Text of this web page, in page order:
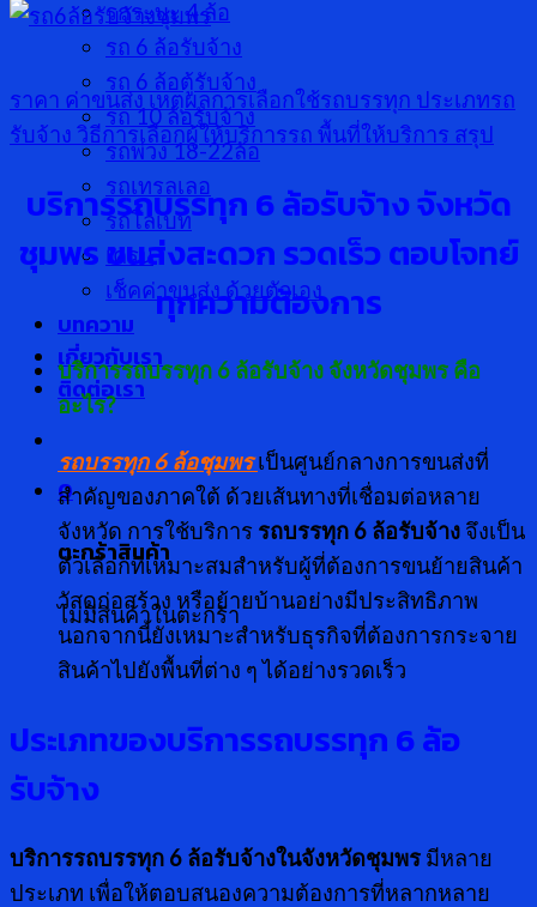
รกระบะ 4 ล้อ
รถ 6 ล้อรับจ้าง
รถ 6 ล้อตู้รับจ้าง
รถ 10 ล้อรับจ้าง
รถพ่วง 18-22ล้อ
รถเทรลเลอ
รถโลเบท
เครน
เช็คค่าขนส่ง ด้วยตัวเอง
บทความ
เกี่ยวกับเรา
ติดต่อเรา
0
ตะกร้าสินค้า
ไม่มีสินค้าในตะกร้า
ราคา ค่าขนส่งเหตุผลการเลือกใช้รถบรรทุก ประเภทรถ
รับจ้าง วิธีการเลือกผู้ให้บริการรถ พื้นที่ให้บริการ สรุป
บริการรถบรรทุก 6 ล้อรับจ้าง จังหวัด
ชุมพร ขนส่งสะดวก รวดเร็ว ตอบโจทย์
ทุกความต้องการ
บริการรถบรรทุก 6 ล้อรับจ้าง จังหวัดชุมพร คือ
อะไร?
รถบรรทุก 6 ล้อชุมพรเป็นศูนย์กลางการขนส่งที่
สำคัญของภาคใต้ ด้วยเส้นทางที่เชื่อมต่อหลาย
จังหวัด การใช้บริการ รถบรรทุก 6 ล้อรับจ้าง จึงเป็น
ตัวเลือกที่เหมาะสมสำหรับผู้ที่ต้องการขนย้ายสินค้า
วัสดุก่อสร้าง หรือย้ายบ้านอย่างมีประสิทธิภาพ
นอกจากนี้ยังเหมาะสำหรับธุรกิจที่ต้องการกระจาย
สินค้าไปยังพื้นที่ต่าง ๆ ได้อย่างรวดเร็ว
ประเภทของบริการรถบรรทุก 6 ล้อ
รับจ้าง
บริการรถบรรทุก 6 ล้อรับจ้างในจังหวัดชุมพร มีหลาย
ประเภท เพื่อให้ตอบสนองความต้องการที่หลากหลาย